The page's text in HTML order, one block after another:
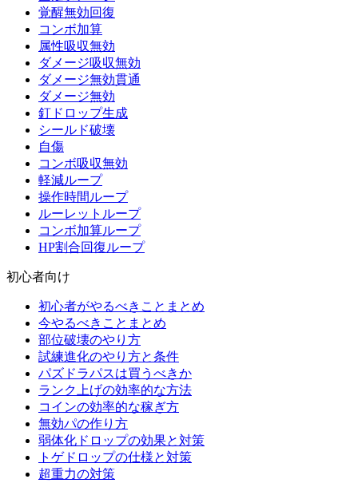
覚醒無効回復
コンボ加算
属性吸収無効
ダメージ吸収無効
ダメージ無効貫通
ダメージ無効
釘ドロップ生成
シールド破壊
自傷
コンボ吸収無効
軽減ループ
操作時間ループ
ルーレットループ
コンボ加算ループ
HP割合回復ループ
初心者向け
初心者がやるべきことまとめ
今やるべきことまとめ
部位破壊のやり方
試練進化のやり方と条件
パズドラパスは買うべきか
ランク上げの効率的な方法
コインの効率的な稼ぎ方
無効パの作り方
弱体化ドロップの効果と対策
トゲドロップの仕様と対策
超重力の対策